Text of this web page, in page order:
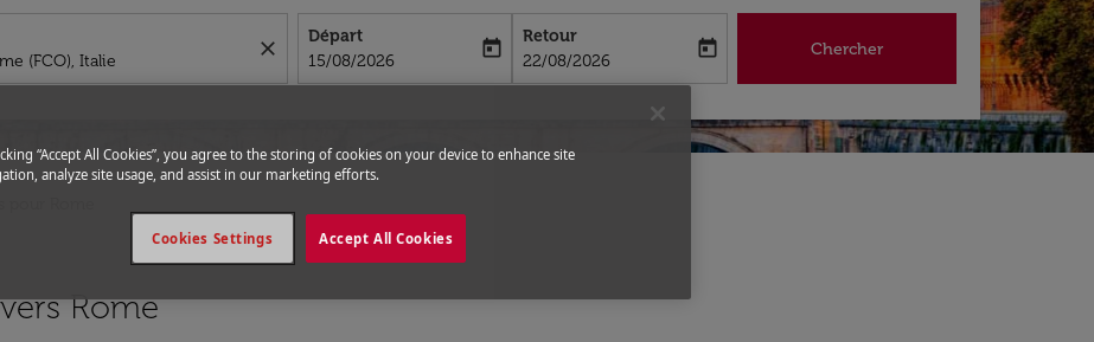
close
Départ
fc-booking-departure-date-aria-label
15/08/2026
today
Retour
fc-booking-return-date-aria-label
22/08/2026
today Chercher
Rome
“Accept All Cookies”, you agree to the storing of cookies on your device to enhance site
analyze site usage, and assist in our marketing efforts.
Accept All Cookies
Cookies Settings